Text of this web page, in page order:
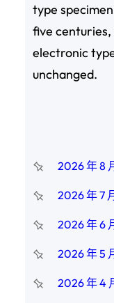
type
five
electronic
unchanged.
2026 年 8
2026 年 7
2026 年 6
2026 年 5
2026 年 4